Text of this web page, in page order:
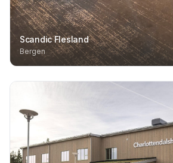
Scandic Flesland
Bergen